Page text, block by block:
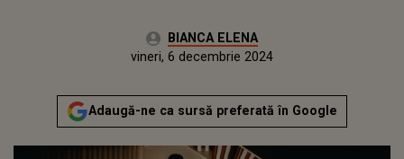
Autor:BIANCA ELENA
miercuri, 6 decembrie 2023
Actualizat:
vineri, 6 decembrie 2024
Adaugă-ne ca sursă preferată în Google